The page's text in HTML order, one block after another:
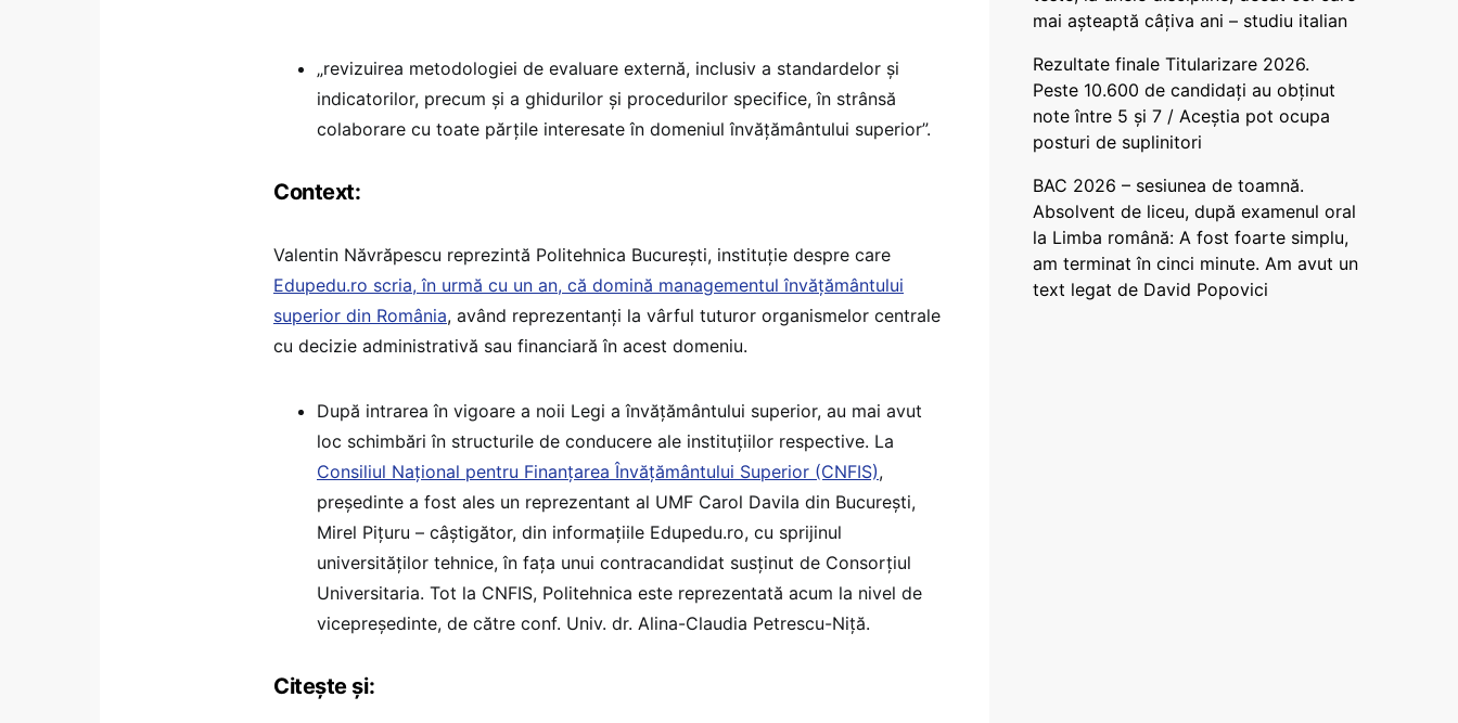
„revizuirea metodologiei de evaluare externă, inclusiv a standardelor și
indicatorilor, precum și a ghidurilor și procedurilor specifice, în strânsă
colaborare cu toate părțile interesate în domeniul învățământului superior”.
Context:
Valentin Năvrăpescu reprezintă Politehnica București, instituție despre care
Edupedu.ro scria, în urmă cu un an, că domină managementul învățământului
superior din România, având reprezentanți la vârful tuturor organismelor centrale
cu decizie administrativă sau financiară în acest domeniu.
După intrarea în vigoare a noii Legi a învățământului superior, au mai avut
loc schimbări în structurile de conducere ale instituțiilor respective. La
Consiliul Național pentru Finanțarea Învățământului Superior (CNFIS),
președinte a fost ales un reprezentant al UMF Carol Davila din București,
Mirel Pițuru – câștigător, din informațiile Edupedu.ro, cu sprijinul
universităților tehnice, în fața unui contracandidat susținut de Consorțiul
Universitaria. Tot la CNFIS, Politehnica este reprezentată acum la nivel de
vicepreședinte, de către conf. Univ. dr. Alina-Claudia Petrescu-Niță.
Citește și:
mai așteaptă câțiva ani – studiu italian
Rezultate finale Titularizare 2026.
Peste 10.600 de candidați au obținut
note între 5 și 7 / Aceștia pot ocupa
posturi de suplinitori
BAC 2026 – sesiunea de toamnă.
Absolvent de liceu, după examenul oral
la Limba română: A fost foarte simplu,
am terminat în cinci minute. Am avut un
text legat de David Popovici